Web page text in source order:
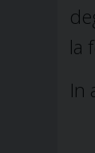
la
In